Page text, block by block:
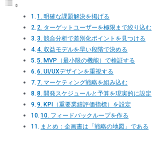
1. 明確な課題解決を掲げる
2. ターゲットユーザーを極限まで絞り込む
3. 競合分析で差別化ポイントを見つける
4. 収益モデルを早い段階で決める
5. MVP（最小限の機能）で検証する
6. UI/UXデザインを重視する
7. マーケティング戦略を組み込む
8. 開発スケジュールと予算を現実的に設定
9. KPI（重要業績評価指標）を設定
10. フィードバックループを作る
まとめ：企画書は「戦略の地図」である